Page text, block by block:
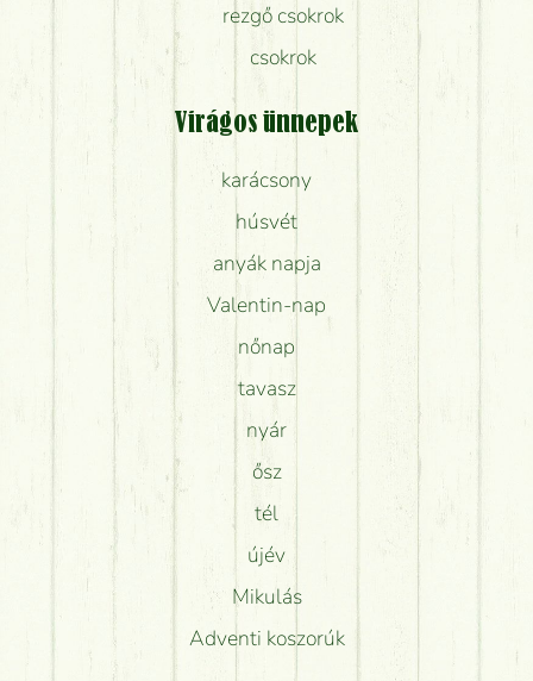
rezgő csokrok
csokrok
Virágos ünnepek
karácsony
húsvét
anyák napja
Valentin-nap
nőnap
tavasz
nyár
ősz
tél
újév
Mikulás
Adventi koszorúk